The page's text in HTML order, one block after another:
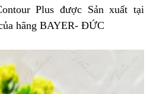
Plus được Sản xuất tại
hãng BAYER- ĐỨC